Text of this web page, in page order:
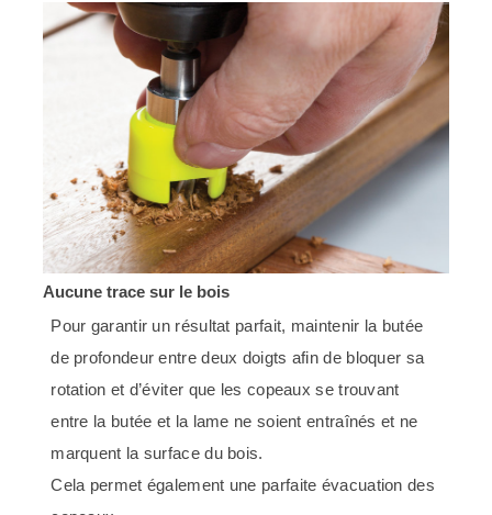
Aucune trace sur le bois
Pour garantir un résultat parfait, maintenir la butée
de profondeur entre deux doigts afin de bloquer sa
rotation et d’éviter que les copeaux se trouvant
entre la butée et la lame ne soient entraînés et ne
marquent la surface du bois.
Cela permet également une parfaite évacuation des